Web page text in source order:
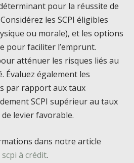
pour la réussite de
les SCPI éligibles
ou morale), et les options
pour faciliter l’emprunt.
atténuer les risques liés au
Évaluez également les
par rapport aux taux
SCPI supérieur au taux
levier favorable.
dans notre article
à crédit.